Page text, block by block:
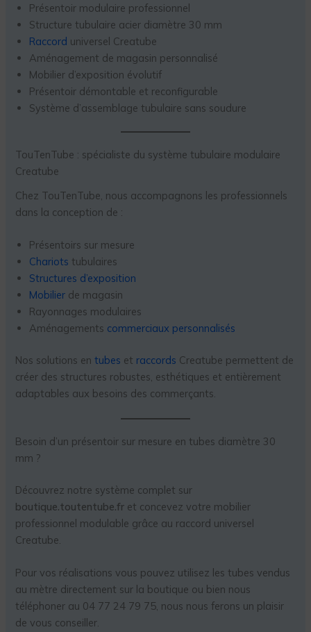
Présentoir modulaire professionnel
Structure tubulaire acier diamètre 30 mm
Raccord universel Creatube
Aménagement de magasin personnalisé
Mobilier d’exposition évolutif
Présentoir démontable et reconfigurable
Système d’assemblage tubulaire sans soudure
TouTenTube : spécialiste du système tubulaire modulaire
Creatube
Chez TouTenTube, nous accompagnons les professionnels
dans la conception de :
Présentoirs sur mesure
Chariots tubulaires
Structures d’exposition
Mobilier de magasin
Rayonnages modulaires
Aménagements commerciaux personnalisés
Nos solutions entubes et raccords Creatube permettent de
créer des structures robustes, esthétiques et entièrement
adaptables aux besoins des commerçants.
Besoin d’un présentoir sur mesure en tubes diamètre 30
mm ?
Découvrez notre système complet sur
boutique.toutentube.fr et concevez votre mobilier
professionnel modulable grâce au raccord universel
Creatube.
Pour vos réalisations vous pouvez utilisez les tubes vendus
au mètre directement sur la boutique ou bien nous
téléphoner au 04 77 24 79 75, nous nous ferons un plaisir
de vous conseiller.